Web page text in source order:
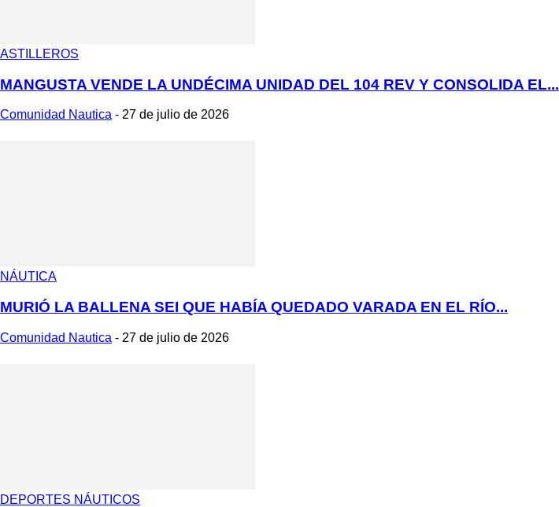
ASTILLEROS
MANGUSTA VENDE LA UNDÉCIMA UNIDAD DEL 104 REV Y CONSOLIDA EL...
Comunidad Nautica - 27 de julio de 2026
NÁUTICA
MURIÓ LA BALLENA SEI QUE HABÍA QUEDADO VARADA EN EL RÍO...
Comunidad Nautica - 27 de julio de 2026
DEPORTES NÁUTICOS